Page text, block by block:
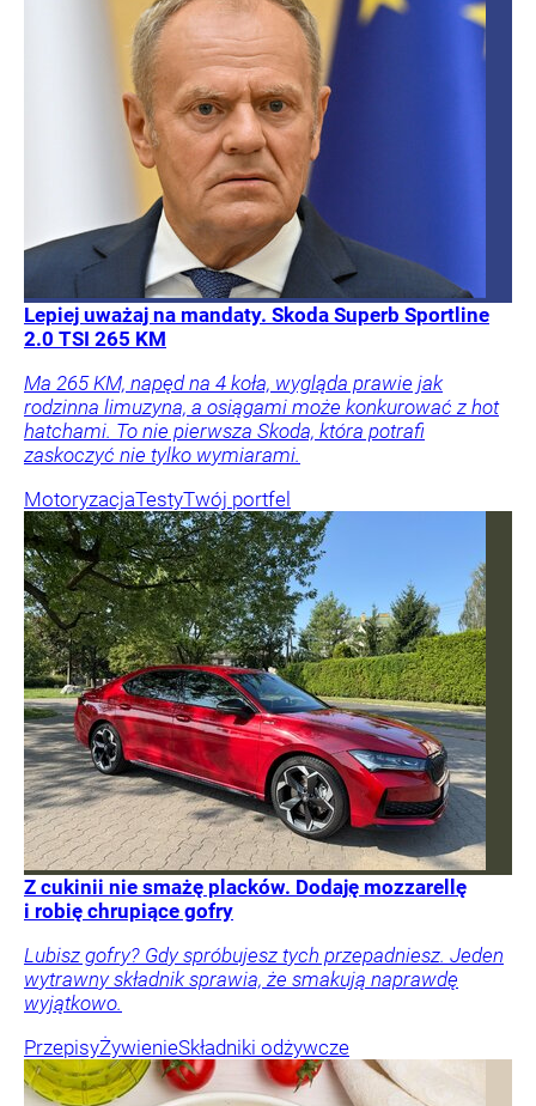
Lepiej uważaj na mandaty. Skoda Superb Sportline
2.0 TSI 265 KM
Ma 265 KM, napęd na 4 koła, wygląda prawie jak
rodzinna limuzyna, a osiągami może konkurować z hot
hatchami. To nie pierwsza Skoda, która potrafi
zaskoczyć nie tylko wymiarami.
MotoryzacjaTestyTwój portfel
Z cukinii nie smażę placków. Dodaję mozzarellę
i robię chrupiące gofry
Lubisz gofry? Gdy spróbujesz tych przepadniesz. Jeden
wytrawny składnik sprawia, że smakują naprawdę
wyjątkowo.
PrzepisyŻywienieSkładniki odżywcze